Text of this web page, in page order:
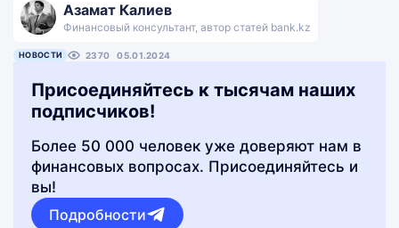
Азамат Калиев
Финансовый консультант, автор статей bank.kz
НОВОСТИ 2370 05.01.2024
Присоединяйтесь к тысячам наших
подписчиков!
Более 50 000 человек уже доверяют нам в
финансовых вопросах. Присоединяйтесь и
вы!
Подробности